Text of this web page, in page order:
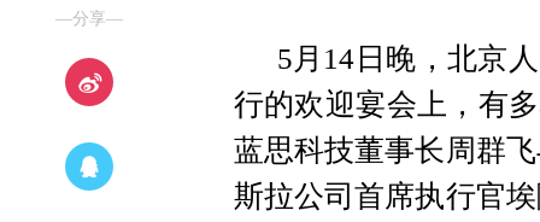
—分享—
5月14日晚，北京
行的欢迎宴会上，有
蓝思科技董事长周群
斯拉公司首席执行官